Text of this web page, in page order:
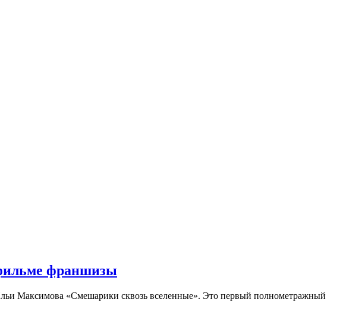
франшизы
Максимова «Смешарики сквозь вселенные». Это первый полнометражный